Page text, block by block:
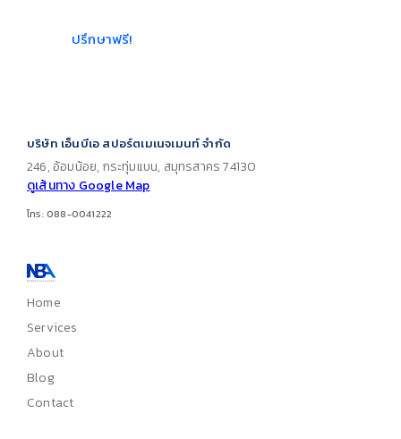
ปรึกษาฟรี!
บริษัท เอ็นบีเอ สปอร์ตเมเนจเมนท์ จำกัด
246, อ้อมน้อย, กระทุ่มแบน, สมุทรสาคร 74130
ดูเส้นทาง Google Map
โทร: 088-0041222
Home
Services
About
Blog
Contact